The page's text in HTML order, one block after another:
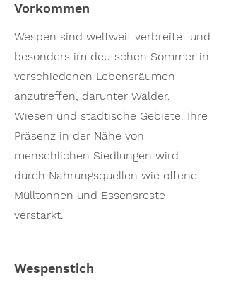
Vorkommen
Wespen sind weltweit verbreitet und
besonders im deutschen Sommer in
verschiedenen Lebensräumen
anzutreffen, darunter Wälder,
Wiesen und städtische Gebiete. Ihre
Präsenz in der Nähe von
menschlichen Siedlungen wird
durch Nahrungsquellen wie offene
Mülltonnen und Essensreste
verstärkt.
Wespenstich